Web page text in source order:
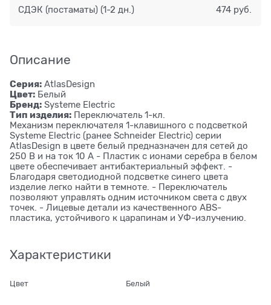
СДЭК (постаматы) (1-2 дн.) 474 руб.
Описание
Серия: AtlasDesign
Цвет: Белый
Бренд: Systeme Electric
Тип изделия: Переключатель 1-кл.
Механизм переключателя 1-клавишного с подсветкой
Systeme Electric (ранее Schneider Electric) серии
AtlasDesign в цвете белый предназначен для сетей до
250 В и на ток 10 А - Пластик с ионами серебра в белом
цвете обеспечивает антибактериальный эффект. -
Благодаря светодиодной подсветке синего цвета
изделие легко найти в темноте. - Переключатель
позволяют управлять одним источником света с двух
точек. - Лицевые детали из качественного ABS-
пластика, устойчивого к царапинам и УФ-излучению.
Характеристики
Цвет Белый